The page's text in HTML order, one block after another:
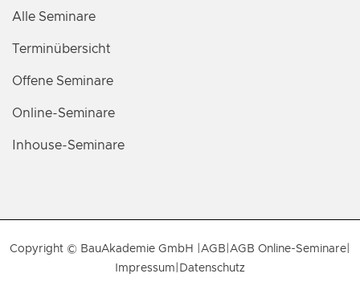
Alle Seminare
Terminübersicht
Offene Seminare
Online-Seminare
Inhouse-Seminare
Copyright © BauAkademie GmbH | AGB AGB Online-Seminare
Impressum Datenschutz